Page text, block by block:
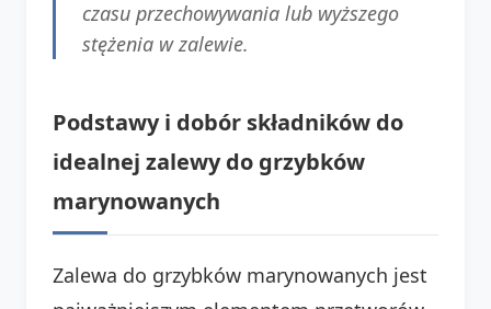
czasu przechowywania lub wyższego
stężenia w zalewie.
Podstawy i dobór składników do
idealnej zalewy do grzybków
marynowanych
Zalewa do grzybków marynowanych jest